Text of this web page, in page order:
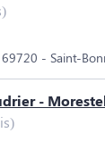
- Saint-
-